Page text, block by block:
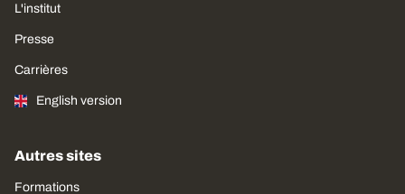
L'institut
Presse
Carrières
English version
Autres sites
Formations